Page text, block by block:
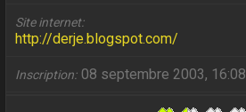
Site internet
http://derje.blogspot.com/
Inscription 08 septembre 2003, 16:08